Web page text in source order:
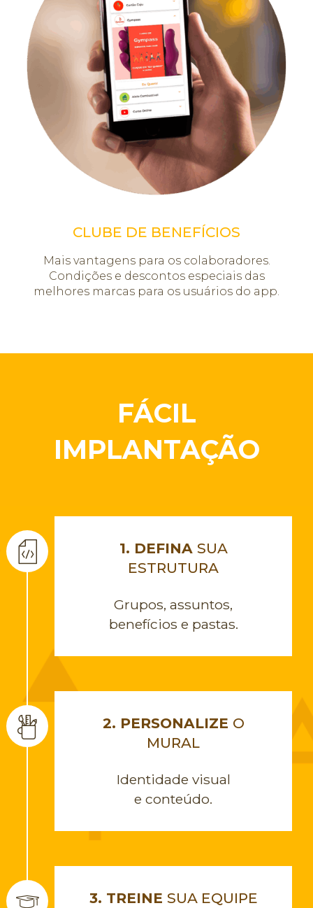
CLUBE DE BENEFÍCIOS
Mais vantagens para os colaboradores.
Condições e descontos especiais das
melhores marcas para os usuários do app.
FÁCIL
IMPLANTAÇÃO
1. DEFINA SUA
ESTRUTURA
Grupos, assuntos,
benefícios e pastas.
2. PERSONALIZE O
MURAL
Identidade visual
e conteúdo.
3. TREINE SUA EQUIPE